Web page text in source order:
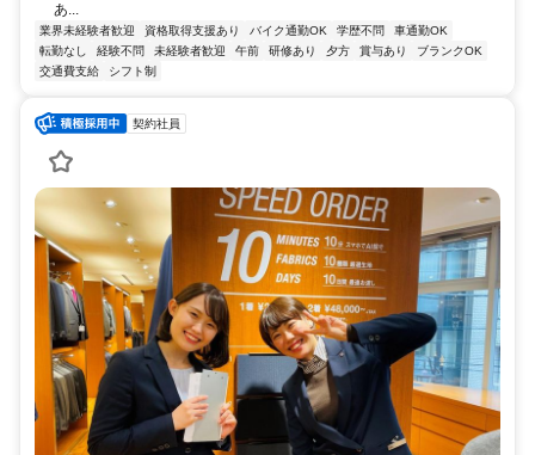
あ...
業界未経験者歓迎 資格取得支援あり バイク通勤OK 学歴不問
車通勤OK
転勤なし
経験不問 未経験者歓迎 午前 研修あり 夕方 賞与あり
ブランクOK
交通費支給
シフト制
契約社員